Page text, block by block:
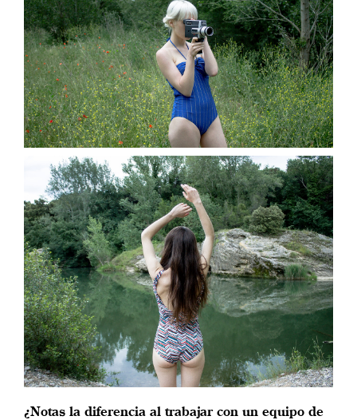
¿Notas la diferencia al trabajar con un equipo de